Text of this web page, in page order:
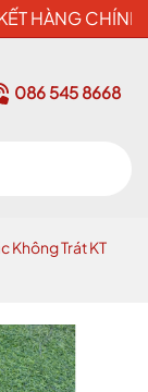
086 545 8668
Không Trát KT